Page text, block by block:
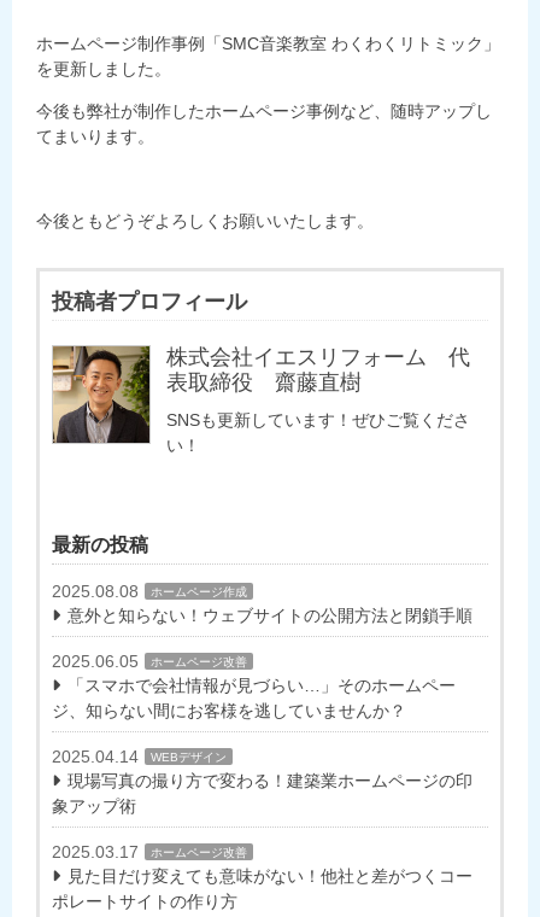
ホームページ制作事例「SMC音楽教室 わくわくリトミック」
を更新しました。
今後も弊社が制作したホームページ事例など、随時アップし
てまいります。
今後ともどうぞよろしくお願いいたします。
投稿者プロフィール
株式会社イエスリフォーム 代
表取締役 齋藤直樹
SNSも更新しています！ぜひご覧くださ
い！
最新の投稿
2025.08.08 ホームページ作成
意外と知らない！ウェブサイトの公開方法と閉鎖手順
2025.06.05 ホームページ改善
「スマホで会社情報が見づらい…」そのホームペー
ジ、知らない間にお客様を逃していませんか？
2025.04.14 WEBデザイン
現場写真の撮り方で変わる！建築業ホームページの印
象アップ術
2025.03.17 ホームページ改善
見た目だけ変えても意味がない！他社と差がつくコー
ポレートサイトの作り方